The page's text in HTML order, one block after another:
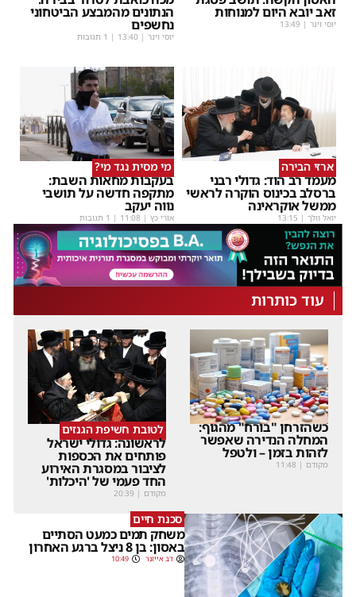
זאב יובא היום למנוחות
יוסי וינר |
13:49
הנתונים מהמבצע הביטחוני
נחשפים
יוסי וינר |
13:40 | 1 תגובות
ארזי הבירה
מעמד רב הוד: גדולי רבני
ברסלב בכינוס הוקרה לראשי
ממשל אוקראינה
יואל וולך |
13:15
מי מסית נגד מי?
בעקבות מחאות השבת:
מתקפה חדשה על תושבי
נווה יעקב
אורי כץ |
11:08 | 1 תגובות
עוד כותרות
כשהזרחן "בורח" מהגוף:
המחלה הנדירה שאפשר
לזהות בזמן – ולטפל
מקודם |
11:48
לטובת חשיפת הגנזים
לראשונה: גדולי ישראל
פותחים את הכספות
לציבור במסגרת האירוע
החד פעמי של 'היכלות'
מקודם |
20:39
סכנת חיים
משחק תמים כמעט הסתיים
באסון: בן 8 ניצל ברגע האחרון
דב אייזנר 10:49